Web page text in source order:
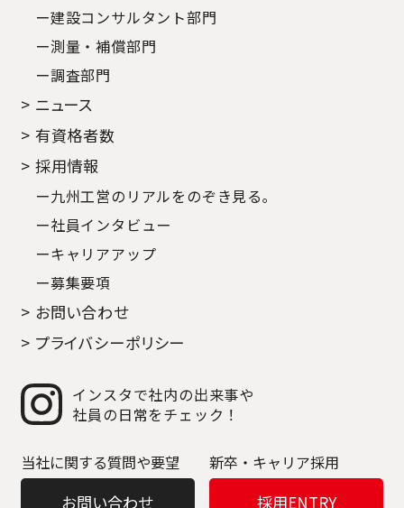
ー建設コンサルタント部門
ー測量・補償部門
ー調査部門
> ニュース
> 有資格者数
> 採用情報
ー九州工営のリアルをのぞき見る｡
ー社員インタビュー
ーキャリアアップ
ー募集要項
> お問い合わせ
> プライバシーポリシー
インスタで社内の出来事や
社員の日常をチェック！
当社に関する質問や要望
お問い合わせ
新卒・キャリア採用
採用ENTRY